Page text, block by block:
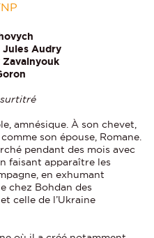
Jules Audry
Zavalnyouk
amnésique. À son chevet,
son épouse, Romane.
pendant des mois avec
faisant apparaître les
en exhumant
chez Bohdan des
celle de l’Ukraine